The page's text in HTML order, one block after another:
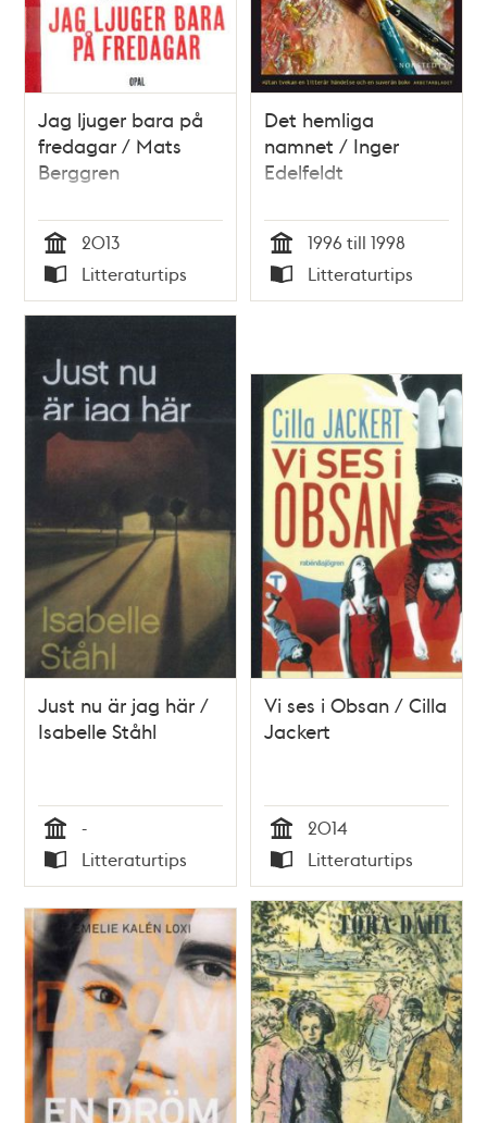
Jag ljuger bara på
fredagar / Mats
Berggren
Tid
2013
Typ
Litteraturtips
Det hemliga
namnet / Inger
Edelfeldt
Tid
1996 till 1998
Typ
Litteraturtips
Just nu är jag här /
Isabelle Ståhl
Tid
-
Typ
Litteraturtips
Vi ses i Obsan / Cilla
Jackert
Tid
2014
Typ
Litteraturtips